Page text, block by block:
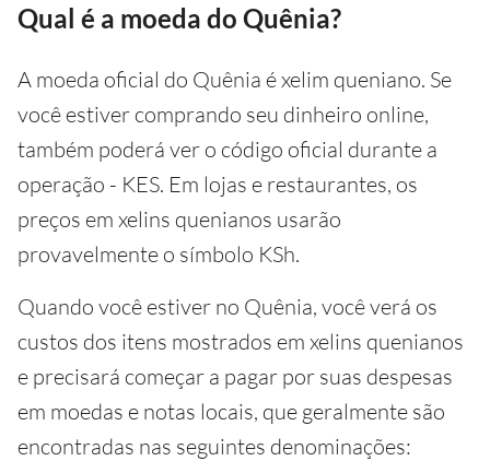
Qual é a moeda do Quênia?
A moeda oficial do Quênia é xelim queniano. Se
você estiver comprando seu dinheiro online,
também poderá ver o código oficial durante a
operação - KES. Em lojas e restaurantes, os
preços em xelins quenianos usarão
provavelmente o símbolo KSh.
Quando você estiver no Quênia, você verá os
custos dos itens mostrados em xelins quenianos
e precisará começar a pagar por suas despesas
em moedas e notas locais, que geralmente são
encontradas nas seguintes denominações: